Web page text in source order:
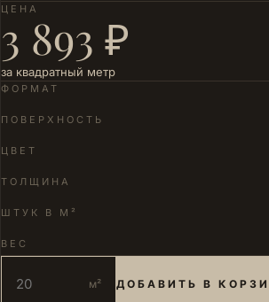
ЦЕНА
3 893 ₽
за квадратный метр
ФОРМАТ
ПОВЕРХНОСТЬ
ЦВЕТ
ТОЛЩИНА
ШТУК В М²
ВЕС
м² ДОБАВИТЬ В